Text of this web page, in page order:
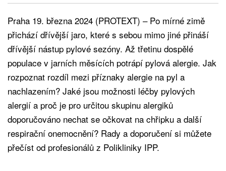
Praha 19. března 2024 (PROTEXT) – Po mírné zimě
přichází dřívější jaro, které s sebou mimo jiné přináší
dřívější nástup pylové sezóny. Až třetinu dospělé
populace v jarních měsících potrápí pylová alergie. Jak
rozpoznat rozdíl mezi příznaky alergie na pyl a
nachlazením? Jaké jsou možnosti léčby pylových
alergií a proč je pro určitou skupinu alergiků
doporučováno nechat se očkovat na chřipku a další
respirační onemocnění? Rady a doporučení si můžete
přečíst od profesionálů z Polikliniky IPP.